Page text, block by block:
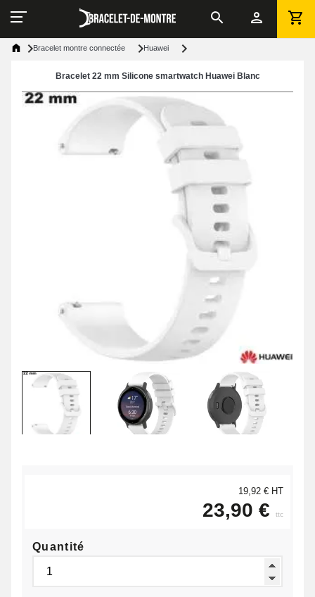
Bracelet montre connectée Huawei
Bracelet 22 mm Silicone smartwatch Huawei Blanc
19,92 € HT
23,90 € ttc
Quantité